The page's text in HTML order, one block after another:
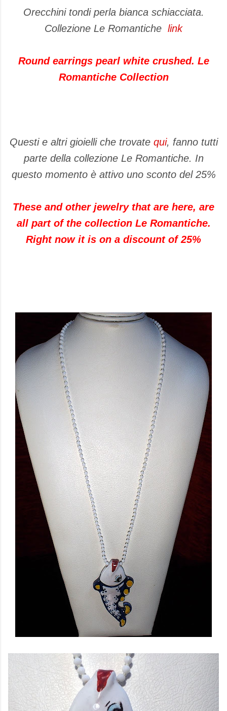
Orecchini tondi perla bianca schiacciata.
Collezione Le Romantiche link
Round earrings pearl white crushed. Le
Romantiche Collection
Questi e altri gioielli che trovate qui, fanno tutti
parte della collezione Le Romantiche. In
questo momento è attivo uno sconto del 25%
These and other jewelry that are here, are
all part of the collection Le Romantiche.
Right now it is on a discount of 25%